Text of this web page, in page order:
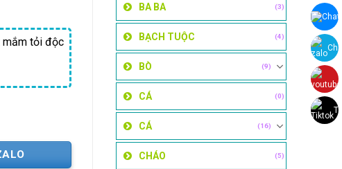
BA BA (3)
BẠCH TUỘC (4)
BÒ (9)
CÁ (0)
CÁ (16)
CHÁO (5)
mắm tỏi độc
Chat